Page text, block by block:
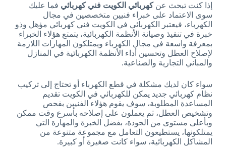
إذا كنت تبحث عنكهربائي الكويت فني كهربائي فما عليك
سوى الاعتماد على خبراء فنيين متخصصين في مجال
الكهرباء، فيعتبر الكهربائي في الكويت فني كهربائي مؤهل وذو
خبرة في تنفيذ وصيانة الأنظمة الكهربائية، يتمتع هؤلاء الخبراء
بمعرفة واسعة في مجال الكهرباء ويمتلكون المهارات اللازمة
لإصلاح العطل وتحسين أداء الأنظمة الكهربائية في المنازل
والمباني التجارية والصناعية.
سواء كان لديك مشكلة في قطع الكهرباء أو تحتاج إلى تركيب
نظام كهربائي جديد يمكن للكهربائي في الكويت تقديم
المساعدة المطلوبة، سوف يقوم هؤلاء الفنيين بفحص
وتشخيص العطل، ثم يعملون على إصلاحه بأسرع وقت ممكن
وبأعلى مستوى من الجودة، بفضل الخبرة والمهارة التي
يمتلكونها، يستطيعون التعامل مع مجموعة متنوعة من
المشاكل الكهربائية، سواء كانت صغيرة أو كبيرة.